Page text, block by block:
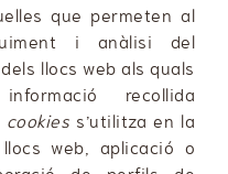
que permeten al
i anàlisi del
llocs web als quals
recollida
cookies s’utilitza en la
web, aplicació o